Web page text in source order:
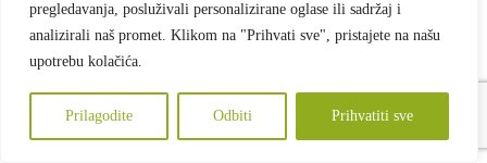
pregledavanja, posluživali personalizirane oglase ili sadržaj i
analizirali naš promet. Klikom na "Prihvati sve", pristajete na našu
upotrebu kolačića.
Prilagodite Odbiti Prihvatiti sve